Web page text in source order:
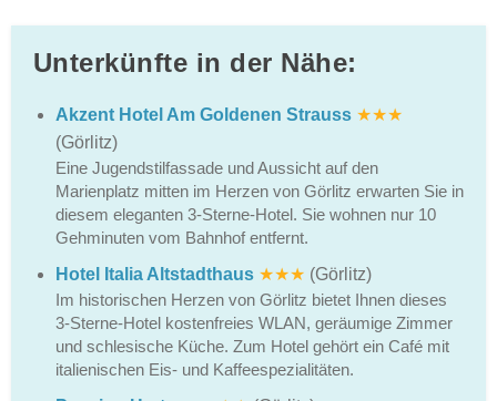
Unterkünfte in der Nähe:
Akzent Hotel Am Goldenen Strauss ★★★
(Görlitz)
Eine Jugendstilfassade und Aussicht auf den
Marienplatz mitten im Herzen von Görlitz erwarten Sie in
diesem eleganten 3-Sterne-Hotel. Sie wohnen nur 10
Gehminuten vom Bahnhof entfernt.
Hotel Italia Altstadthaus ★★★ (Görlitz)
Im historischen Herzen von Görlitz bietet Ihnen dieses
3-Sterne-Hotel kostenfreies WLAN, geräumige Zimmer
und schlesische Küche. Zum Hotel gehört ein Café mit
italienischen Eis- und Kaffeespezialitäten.